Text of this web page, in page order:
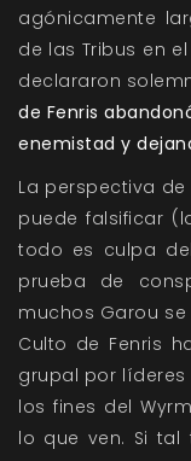
agónicamente
de las Tribus en
declararon
de Fenris
enemistad y
La perspectiva
puede falsificar
todo es culpa
prueba de
muchos Garou
Culto de Fenris
grupal por
los fines del
lo que ven. Si tal